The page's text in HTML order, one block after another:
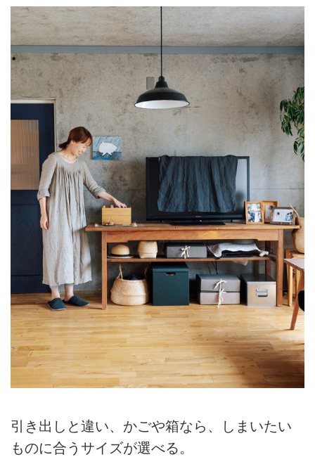
引き出しと違い、かごや箱なら、しまいたい
ものに合うサイズが選べる。